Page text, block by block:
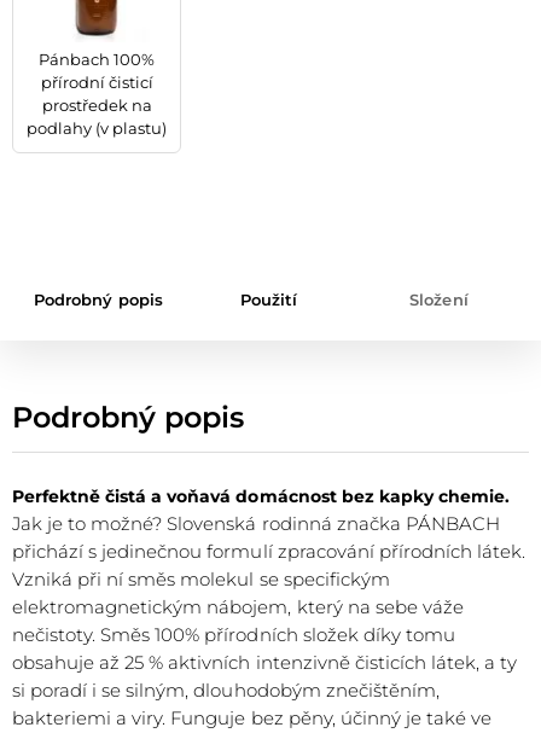
Pánbach 100%
přírodní čisticí
prostředek na
podlahy (v plastu)
Podrobný popis Použití Složení
Podrobný popis
Perfektně čistá a voňavá domácnost bez kapky chemie.
Jak je to možné? Slovenská rodinná značka PÁNBACH
přichází s jedinečnou formulí zpracování přírodních látek.
Vzniká při ní směs molekul se specifickým
elektromagnetickým nábojem, který na sebe váže
nečistoty. Směs 100% přírodních složek díky tomu
obsahuje až 25 % aktivních intenzivně čisticích látek, a ty
si poradí i se silným, dlouhodobým znečištěním,
bakteriemi a viry. Funguje bez pěny, účinný je také ve